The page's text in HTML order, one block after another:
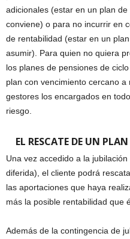
adicionales (estar en un plan
conviene) o para no incurrir en
de rentabilidad (estar en un
asumir). Para quien no quiera
los planes de pensiones de
plan con vencimiento cercano
gestores los encargados en
riesgo.
EL RESCATE DE UN
Una vez accedido a la
diferida), el cliente podrá
las aportaciones que haya
más la posible rentabilidad que
Además de la contingencia de